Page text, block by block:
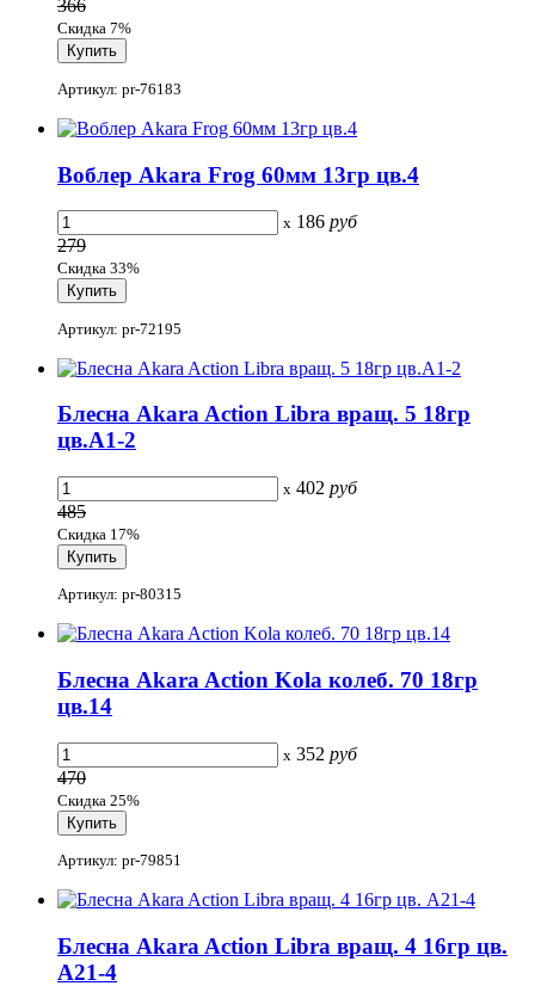
366
Скидка 7%
Артикул: pr-76183
Воблер Akara Frog 60мм 13гр цв.4
x 186 руб
279
Скидка 33%
Артикул: pr-72195
Блесна Akara Action Libra вращ. 5 18гр
цв.A1-2
x 402 руб
485
Скидка 17%
Артикул: pr-80315
Блесна Akara Action Kola колеб. 70 18гр
цв.14
x 352 руб
470
Скидка 25%
Артикул: pr-79851
Блесна Akara Action Libra вращ. 4 16гр цв.
A21-4